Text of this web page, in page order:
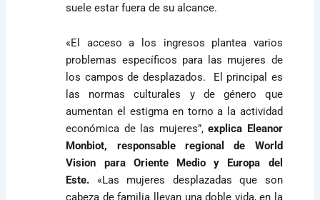
suele estar fuera de su alcance.
«El acceso a los ingresos plantea varios
problemas específicos para las mujeres de
los campos de desplazados. El principal es
las normas culturales y de género que
aumentan el estigma en torno a la actividad
económica de las mujeres”, explica Eleanor
Monbiot, responsable regional de World
Vision para Oriente Medio y Europa del
Este.
«Las mujeres desplazadas que son